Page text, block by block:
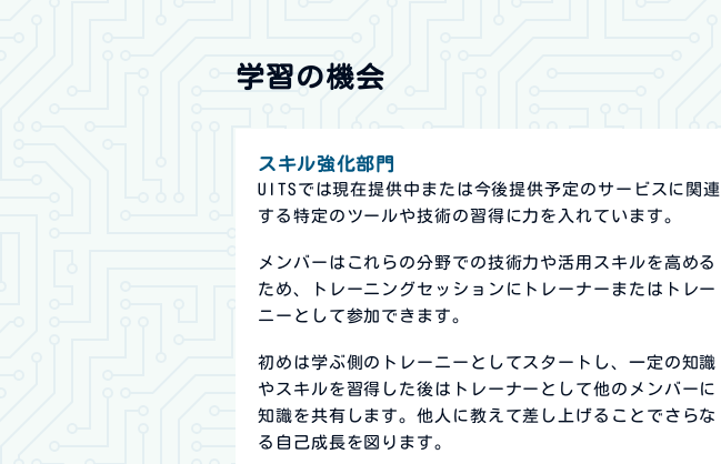
学習の機会
スキル強化部門
UITSでは現在提供中または今後提供予定のサービスに関連
する特定のツールや技術の習得に力を入れています。
メンバーはこれらの分野での技術力や活用スキルを高める
ため、トレーニングセッションにトレーナーまたはトレー
ニーとして参加できます。
初めは学ぶ側のトレーニーとしてスタートし、一定の知識
やスキルを習得した後はトレーナーとして他のメンバーに
知識を共有します。他人に教えて差し上げることでさらな
る自己成長を図ります。